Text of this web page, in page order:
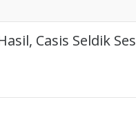
Casis Seldik